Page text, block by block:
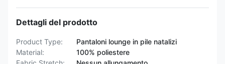
Dettagli del prodotto
Product Type:
Pantaloni lounge in pile natalizi
Material:
100% poliestere